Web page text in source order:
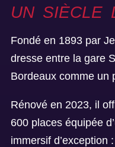
UN SIÈCLE
Fondé en 1893 par
dresse entre la gare
Bordeaux comme un
Rénové en 2023, il
600 places équipée
immersif d’exception